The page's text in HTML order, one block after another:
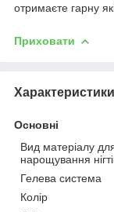
отримаєте гарну
Приховати
Характеристики
Основні
Вид матеріалу
нарощування
Гелева система
Колір